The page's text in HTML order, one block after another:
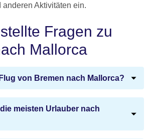
anderen Aktivitäten ein.
Fragen zu
Mallorca
von Bremen nach Mallorca?
meisten Urlauber nach